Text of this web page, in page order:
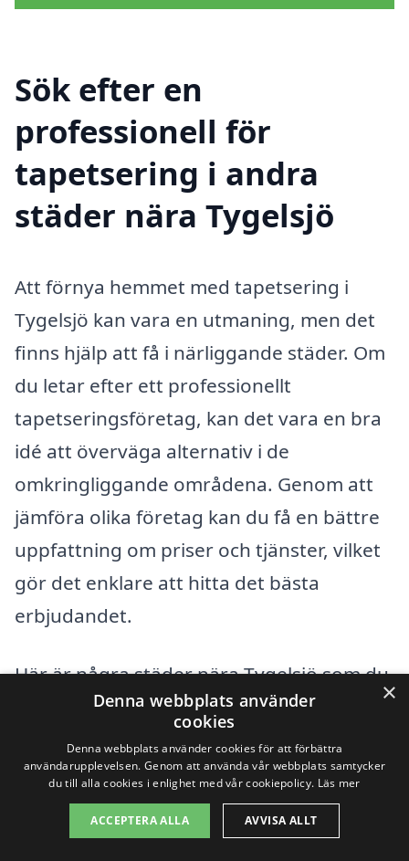
Sök efter en
professionell för
tapetsering i andra
städer nära Tygelsjö
Att förnya hemmet med tapetsering i
Tygelsjö kan vara en utmaning, men det
finns hjälp att få i närliggande städer. Om
du letar efter ett professionellt
tapetseringsföretag, kan det vara en bra
idé att överväga alternativ i de
omkringliggande områdena. Genom att
jämföra olika företag kan du få en bättre
uppfattning om priser och tjänster, vilket
gör det enklare att hitta det bästa
erbjudandet.
Här är några städer nära Tygelsjö som du
kan överväga vid din sökning efter
tapetseringstjänster:
Malmö
Lund
×
Denna webbplats använder
cookies
Denna webbplats använder cookies för att förbättra
användarupplevelsen. Genom att använda vår webbplats samtycker
du till alla cookies i enlighet med vår cookiepolicy. Läs mer
ACCEPTERA ALLA AVVISA ALLT